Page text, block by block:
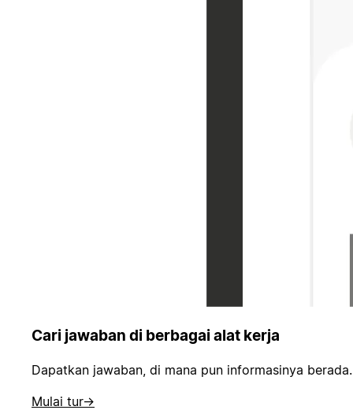
Cari jawaban di berbagai alat kerja
Dapatkan jawaban, di mana pun informasinya
Mulai tur→